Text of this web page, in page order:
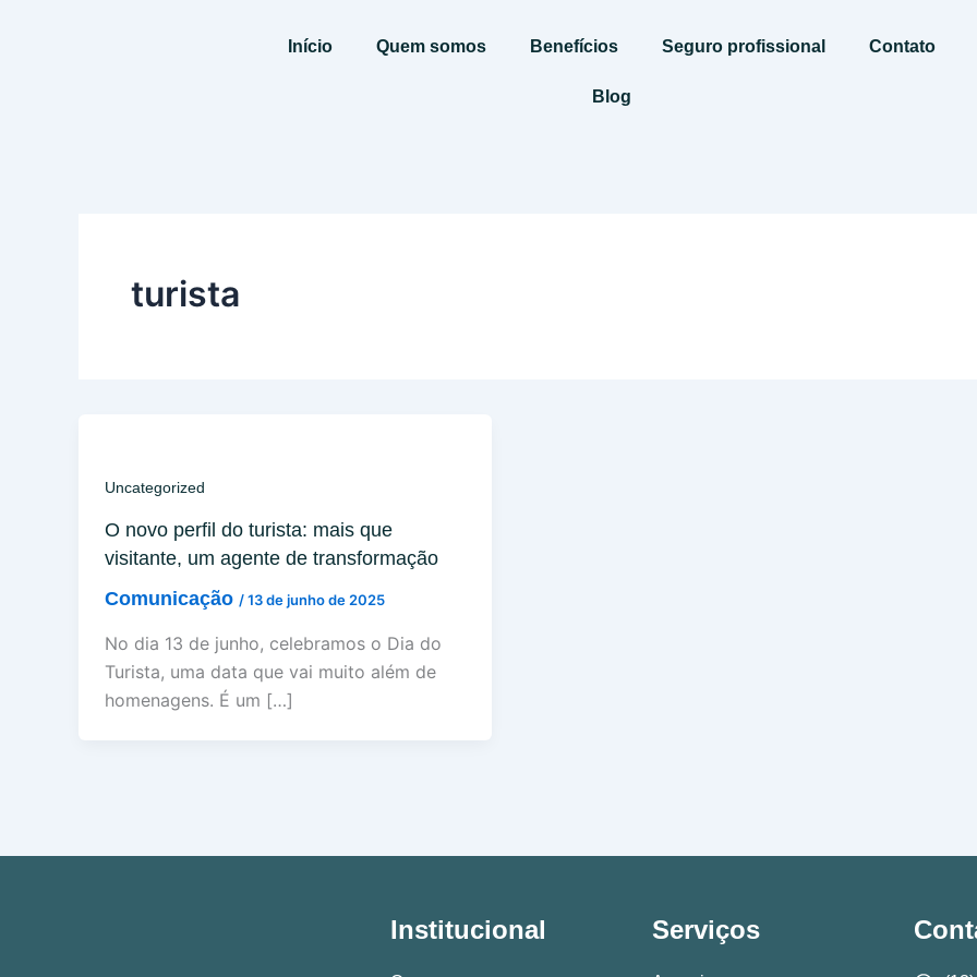
Início Quem somos Benefícios Seguro profissional Contato
Blog
turista
Uncategorized
O novo perfil do turista: mais que
visitante, um agente de transformação
Comunicação /13 de junho de 2025
No dia 13 de junho, celebramos o Dia do
Turista, uma data que vai muito além de
homenagens. É um […]
Institucional Serviços